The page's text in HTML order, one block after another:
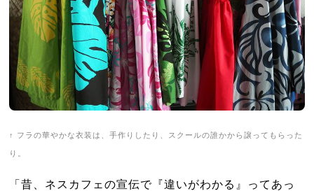
↑ フラの華やかな衣装は、手作りしたり、スクールの誰かから譲ってもらった
り。
「昔、ネスカフェの宣伝で『違いがわかる』ってあっ